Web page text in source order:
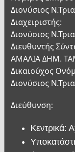
Διονύσιος
Διαχειριστής:
Διονύσιος
Διευθυντής
ΑΜΑΛΙΑ ΔΗΜ.
Δικαιούχος
Διονύσιος
Διεύθυνση:
Κεντρικά: